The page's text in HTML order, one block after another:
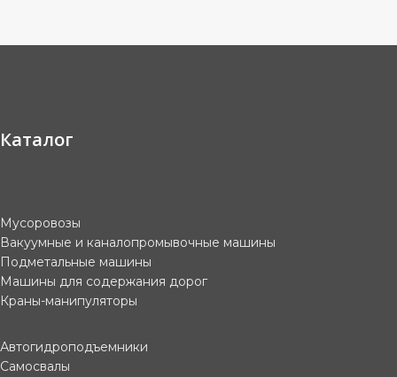
Каталог
Мусоровозы
Вакуумные и каналопромывочные машины
Подметальные машины
Машины для содержания дорог
Краны-манипуляторы
Автогидроподъемники
Самосвалы